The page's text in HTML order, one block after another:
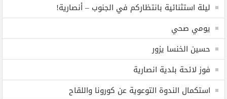
ليلة استثنائية بانتظاركم في الجنوب – أنصارية!
يومي صحي
حسين الخنسا يزور
فوز لائحة بلدية انصارية
استكمال الندوة التوعوية عن كورونا واللقاح